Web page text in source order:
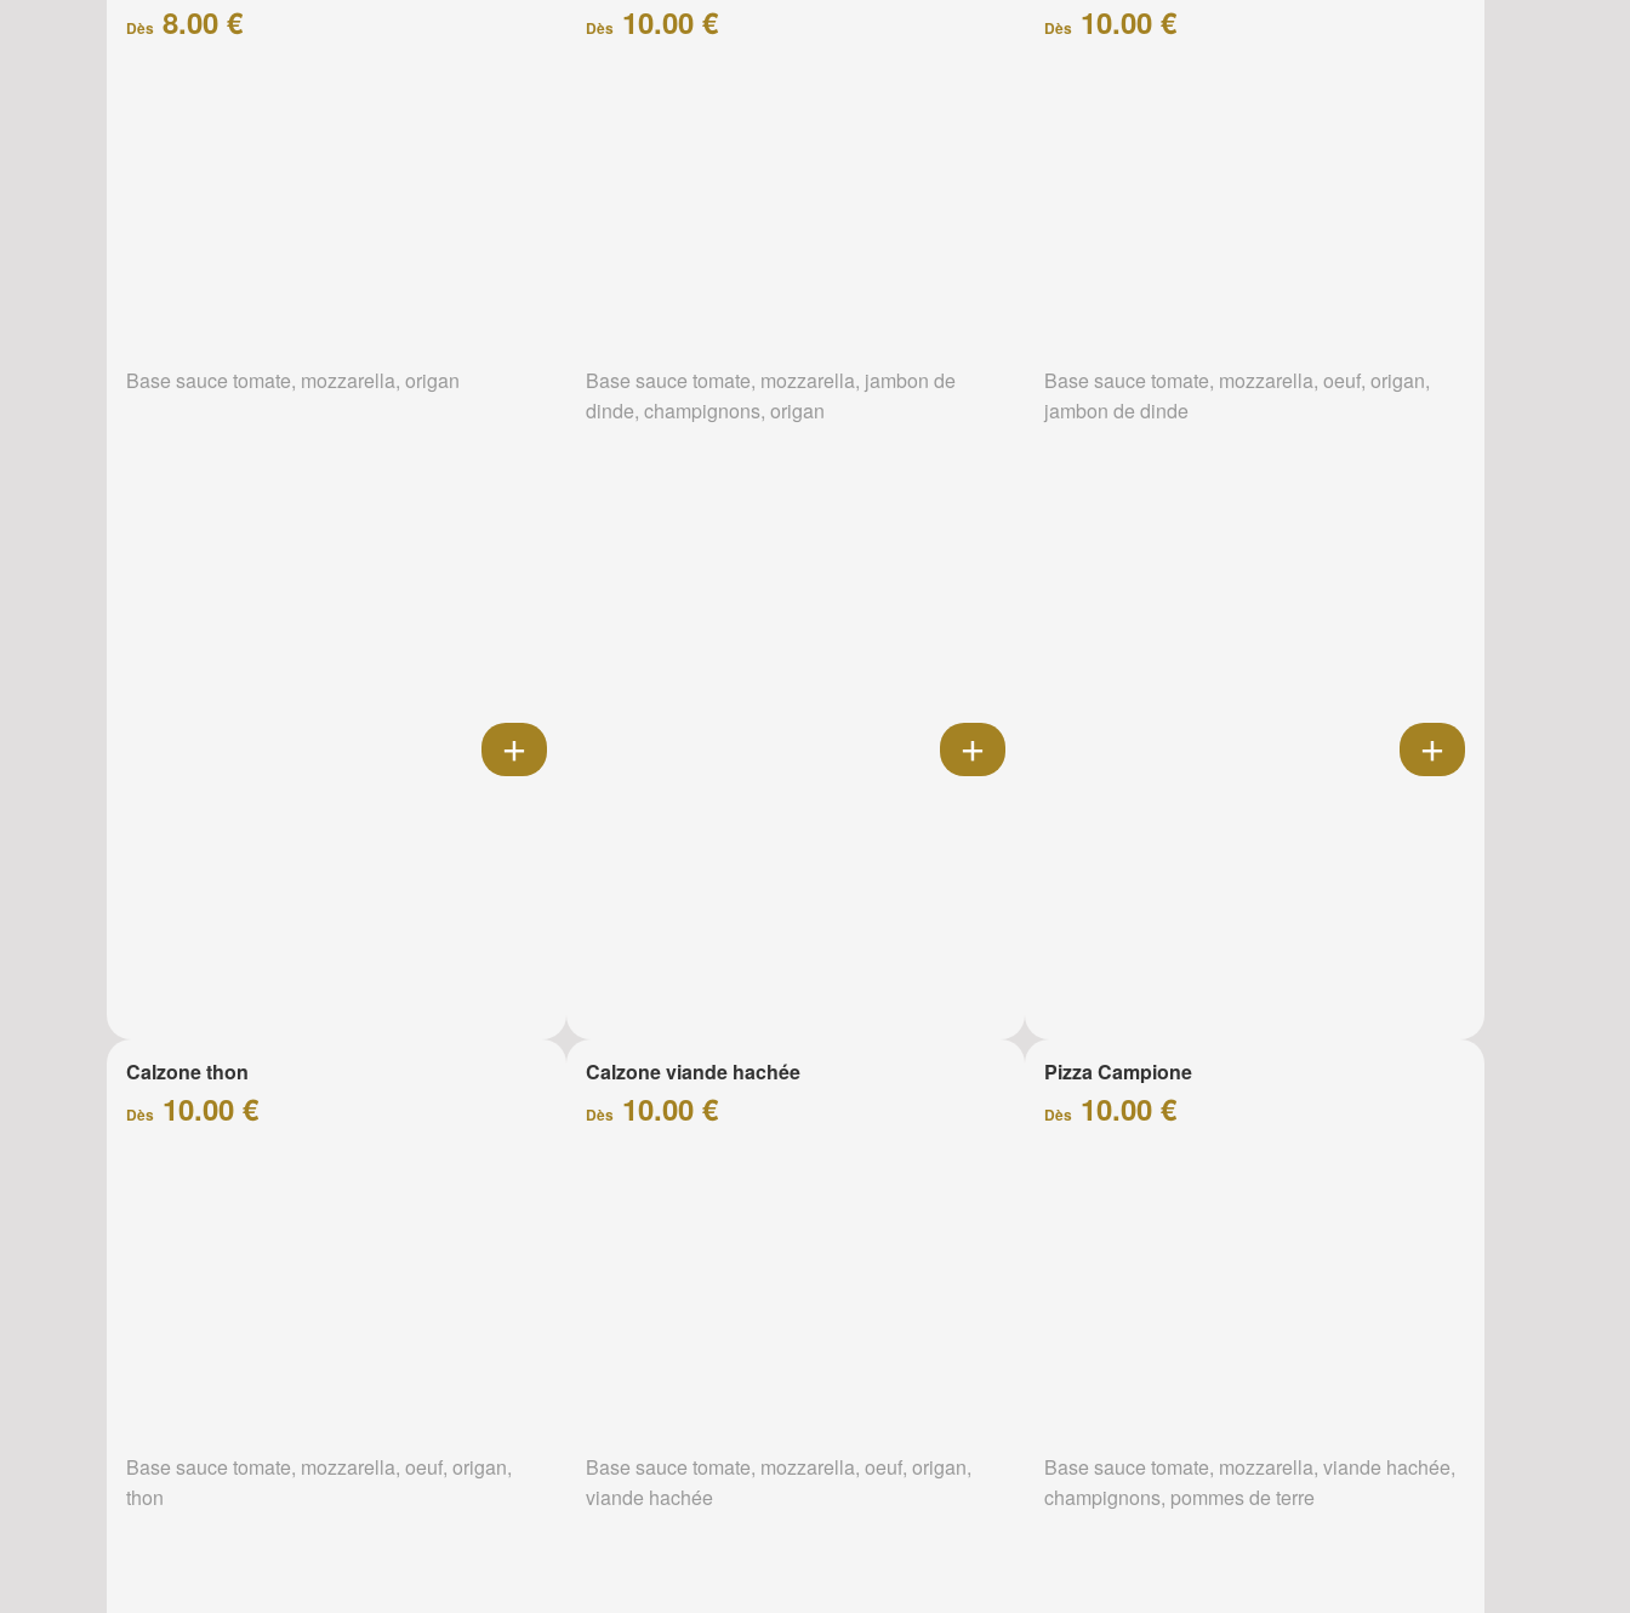
Dès 8.00 €
Base sauce tomate, mozzarella, origan
Dès10.00 €
Base sauce tomate, mozzarella, jambon de
dinde, champignons, origan
Dès 10.00 €
Base sauce tomate, mozzarella, oeuf, origan,
jambon de dinde
Calzone thon
Dès 10.00 €
Base sauce tomate, mozzarella, oeuf, origan,
thon
Calzone viande hachée
Dès10.00 €
Base sauce tomate, mozzarella, oeuf, origan,
viande hachée
Pizza Campione
Dès 10.00 €
Base sauce tomate, mozzarella, viande hachée,
champignons, pommes de terre